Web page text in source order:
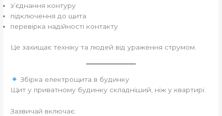
з’єднання контуру
підключення до щита
перевірка надійності контакту
Це захищає техніку та людей від ураження струмом.
Збірка електрощита в будинку
Щит у приватному будинку складніший, ніж у квартирі.
Зазвичай включає: